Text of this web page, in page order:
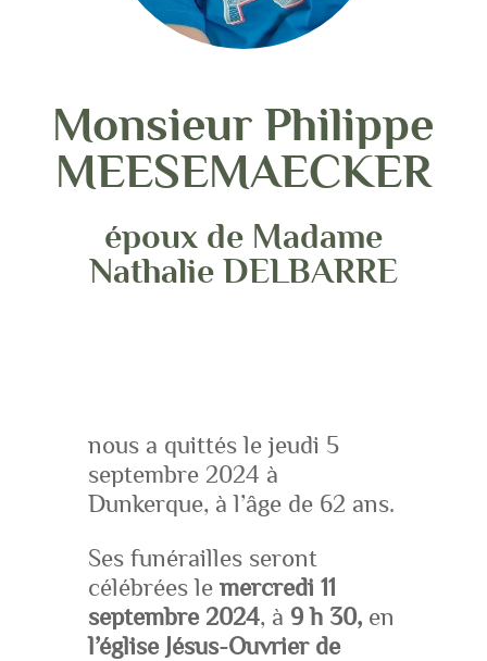
Monsieur Philippe
MEESEMAECKER
époux de Madame
Nathalie DELBARRE
nous a quittés le jeudi 5
septembre 2024 à
Dunkerque, à l’âge de 62 ans.
Ses funérailles seront
célébrées lemercredi 11
septembre 2024, à 9 h 30,en
l’église Jésus-Ouvrier de